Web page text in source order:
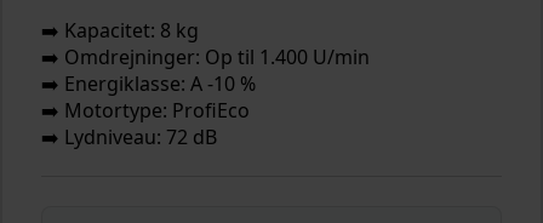
➡️ Kapacitet: 8 kg
➡️ Omdrejninger: Op til 1.400 U/min
➡️ Energiklasse: A -10 %
➡️ Motortype: ProfiEco
➡️ Lydniveau: 72 dB